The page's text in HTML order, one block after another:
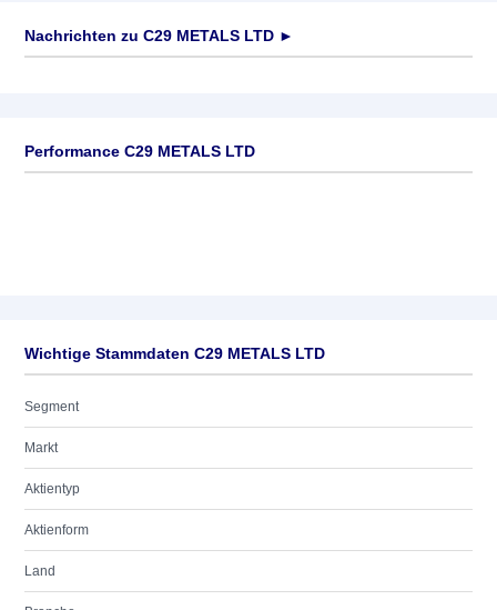
Nachrichten zu C29 METALS LTD ►
Performance C29 METALS LTD
Wichtige Stammdaten C29 METALS LTD
Segment
Markt
Aktientyp
Aktienform
Land